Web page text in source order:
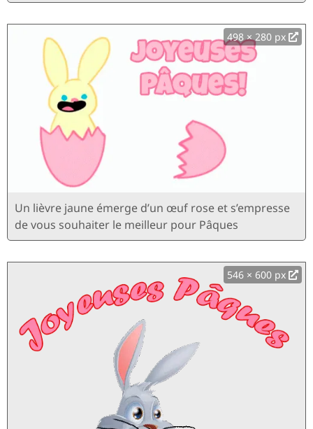
498 × 280 px
Un lièvre jaune émerge d’un œuf rose et s’empresse
de vous souhaiter le meilleur pour Pâques
546 × 600 px